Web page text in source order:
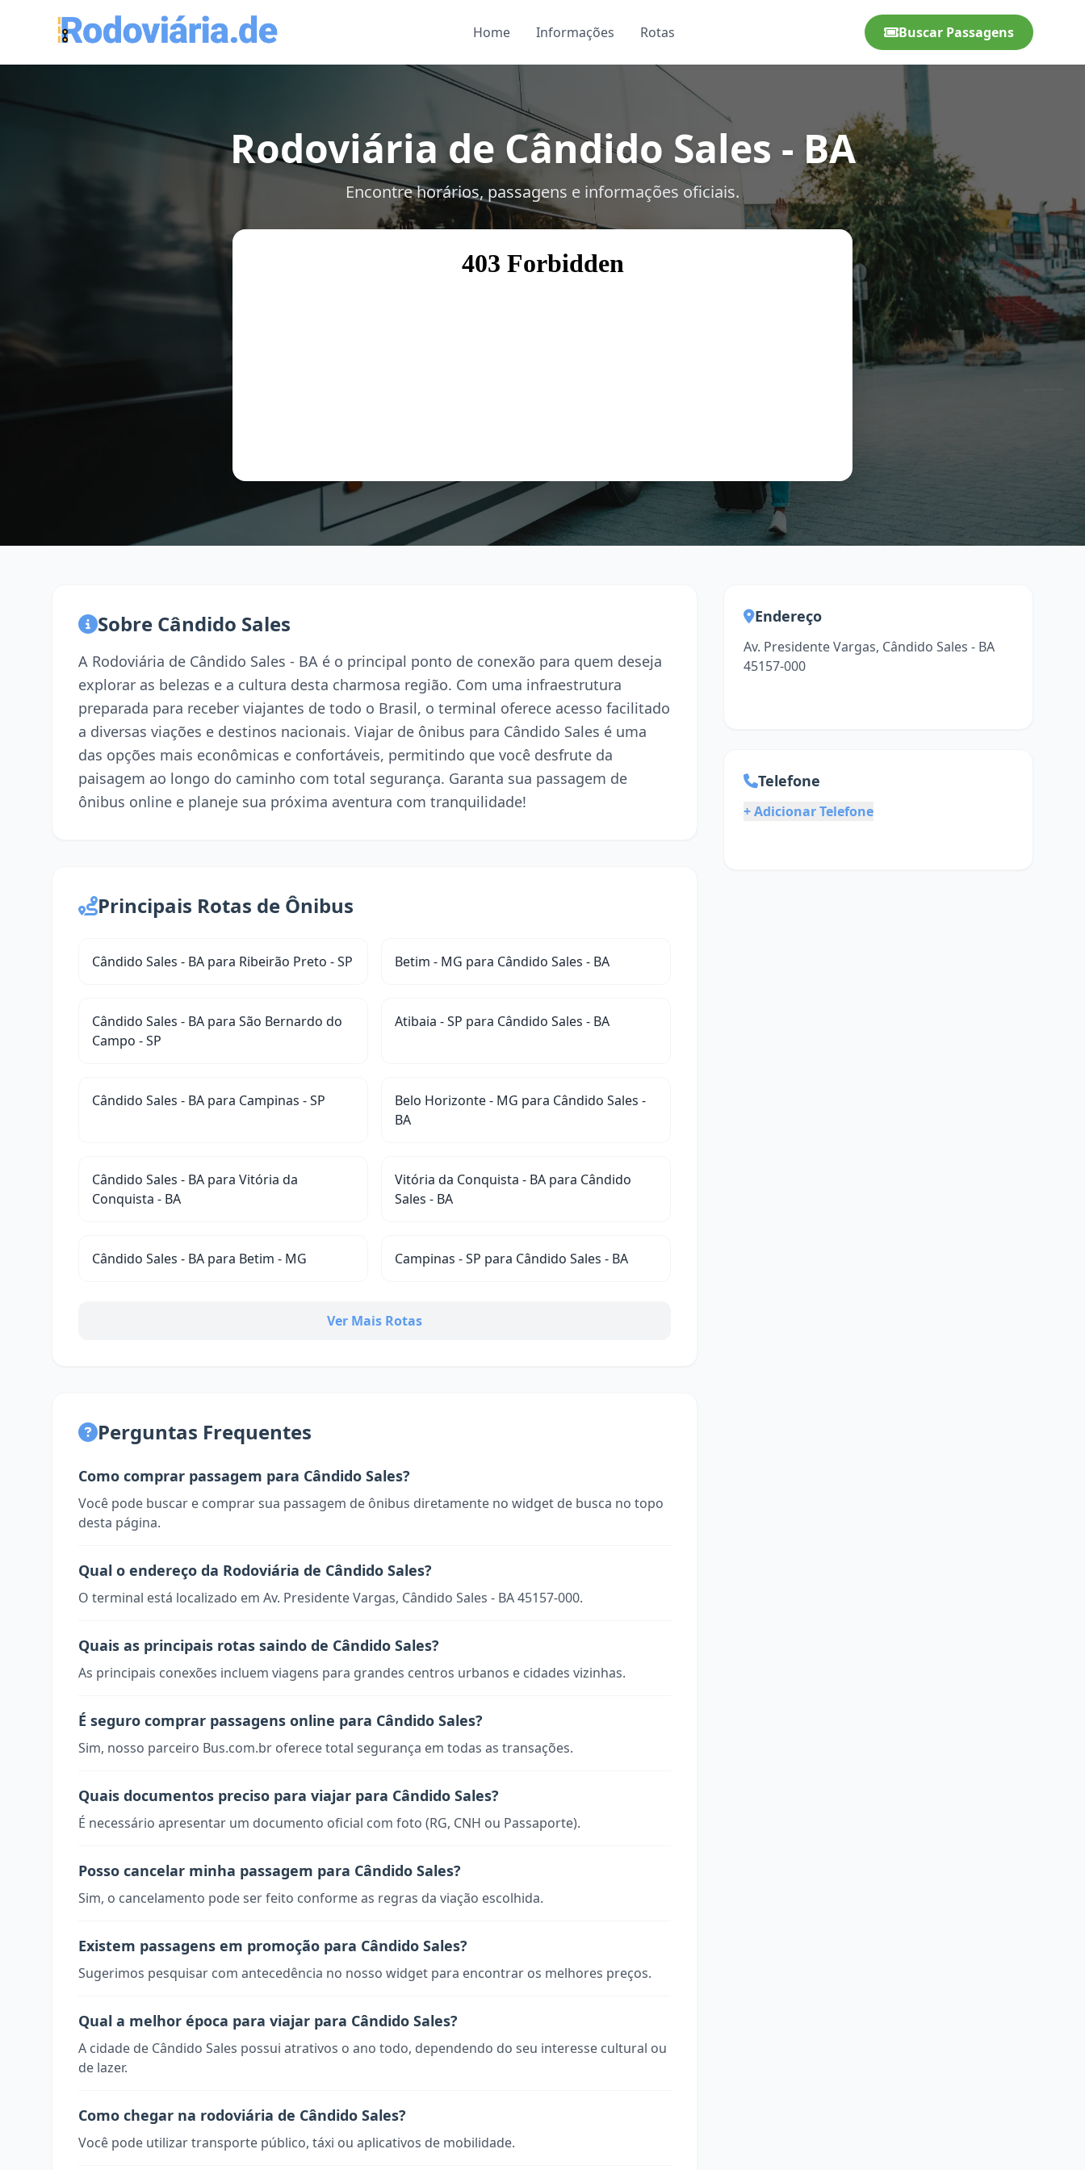
Home Informações Rotas Buscar Passagens
Rodoviária de Cândido Sales - BA
Encontre horários, passagens e informações oficiais.
Sobre Cândido Sales
A Rodoviária de Cândido Sales - BA é o principal ponto de conexão para quem deseja
explorar as belezas e a cultura desta charmosa região. Com uma infraestrutura
preparada para receber viajantes de todo o Brasil, o terminal oferece acesso facilitado
a diversas viações e destinos nacionais. Viajar de ônibus para Cândido Sales é uma
das opções mais econômicas e confortáveis, permitindo que você desfrute da
paisagem ao longo do caminho com total segurança. Garanta sua passagem de
ônibus online e planeje sua próxima aventura com tranquilidade!
Principais Rotas de Ônibus
Cândido Sales - BA para Ribeirão Preto - SP Betim - MG para Cândido Sales - BA
Cândido Sales - BA para São Bernardo do
Campo - SP
Atibaia - SP para Cândido Sales - BA
Cândido Sales - BA para Campinas - SP
Belo Horizonte - MG para Cândido Sales -
BA
Cândido Sales - BA para Vitória da
Conquista - BA
Vitória da Conquista - BA para Cândido
Sales - BA
Cândido Sales - BA para Betim - MG Campinas - SP para Cândido Sales - BA
Ver Mais Rotas
Perguntas Frequentes
Como comprar passagem para Cândido Sales?
Você pode buscar e comprar sua passagem de ônibus diretamente no widget de busca no topo
desta página.
Qual o endereço da Rodoviária de Cândido Sales?
O terminal está localizado em Av. Presidente Vargas, Cândido Sales - BA 45157-000.
Quais as principais rotas saindo de Cândido Sales?
As principais conexões incluem viagens para grandes centros urbanos e cidades vizinhas.
É seguro comprar passagens online para Cândido Sales?
Sim, nosso parceiro Bus.com.br oferece total segurança em todas as transações.
Quais documentos preciso para viajar para Cândido Sales?
É necessário apresentar um documento oficial com foto (RG, CNH ou Passaporte).
Posso cancelar minha passagem para Cândido Sales?
Sim, o cancelamento pode ser feito conforme as regras da viação escolhida.
Existem passagens em promoção para Cândido Sales?
Sugerimos pesquisar com antecedência no nosso widget para encontrar os melhores preços.
Qual a melhor época para viajar para Cândido Sales?
A cidade de Cândido Sales possui atrativos o ano todo, dependendo do seu interesse cultural ou
de lazer.
Como chegar na rodoviária de Cândido Sales?
Você pode utilizar transporte público, táxi ou aplicativos de mobilidade.
Endereço
Av. Presidente Vargas, Cândido Sales - BA
45157-000
Telefone
+ Adicionar Telefone